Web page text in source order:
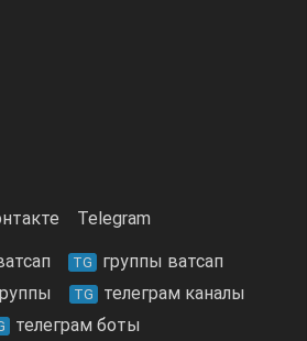
Telegram
TG группы ватсап
TG телеграм каналы
телеграм боты